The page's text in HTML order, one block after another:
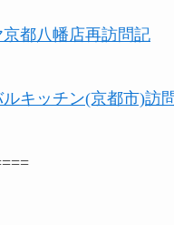
京都八幡店再訪問記
ルキッチン(京都市)訪